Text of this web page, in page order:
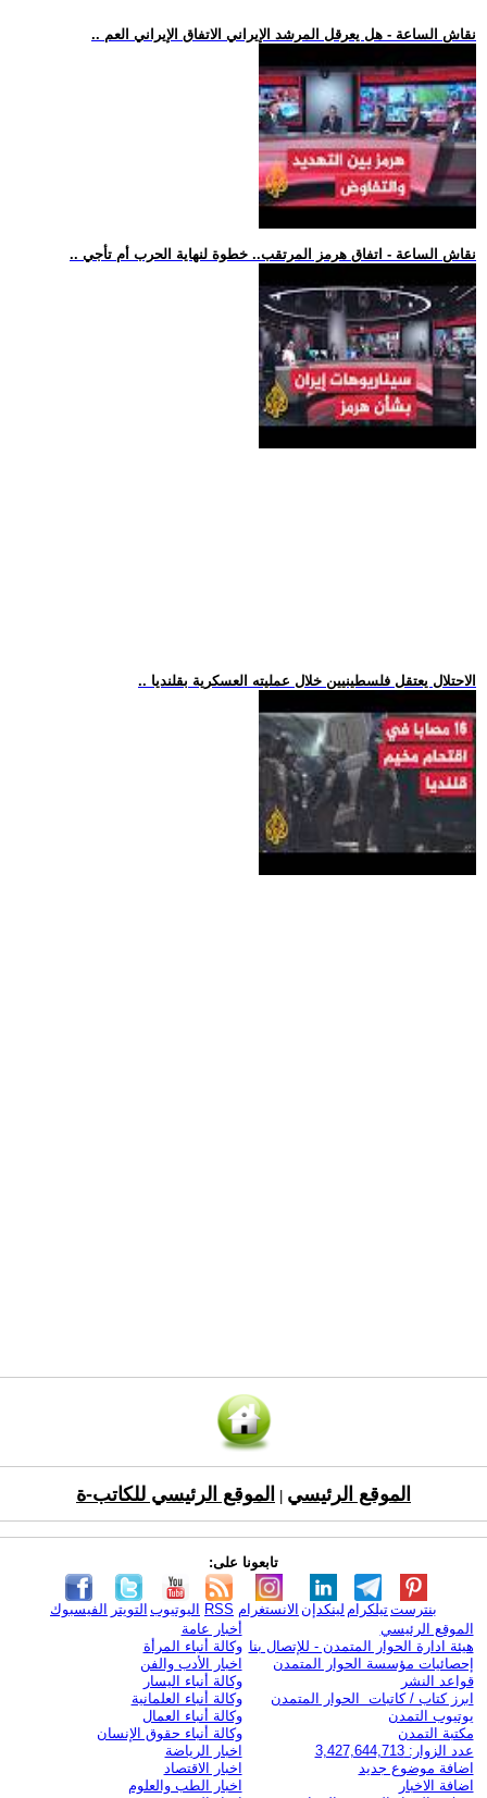
.. نقاش الساعة - هل يعرقل المرشد الإيراني الاتفاق الإيراني العم
.. نقاش الساعة - اتفاق هرمز المرتقب.. خطوة لنهاية الحرب أم تأجي
.. الاحتلال يعتقل فلسطينيين خلال عمليته العسكرية بقلنديا
الموقع الرئيسي الموقع الرئيسي للكاتب-ة
تابعونا على:
الفيسبوك التويتر اليوتيوب RSS الانستغرام لينكدإن تيلكرامبنترست
الموقع الرئيسي
هيئة ادارة الحوار المتمدن - للإتصال بنا
إحصائيات مؤسسة الحوار المتمدن
قواعد النشر
ابرز كتاب / كاتبات الحوار المتمدن
يوتيوب التمدن
مكتبة التمدن
عدد الزوار: 3,427,644,713
اضافة موضوع جديد
اضافة الاخبار
أخبار عامة
وكالة أنباء المرأة
اخبار الأدب والفن
وكالة أنباء اليسار
وكالة أنباء العلمانية
وكالة أنباء العمال
وكالة أنباء حقوق الإنسان
اخبار الرياضة
اخبار الاقتصاد
اخبار الطب والعلوم